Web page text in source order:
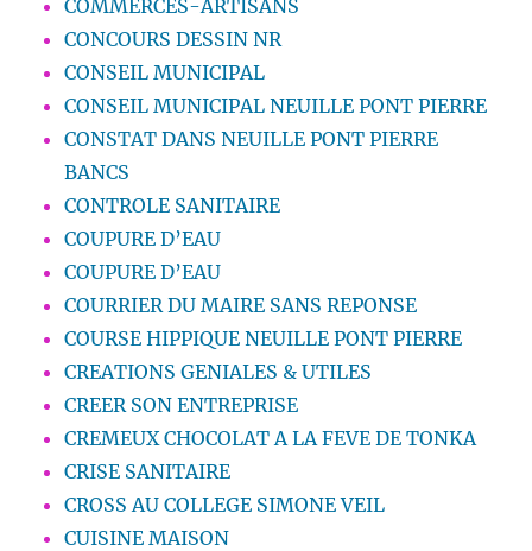
COMMERCES-ARTISANS
CONCOURS DESSIN NR
CONSEIL MUNICIPAL
CONSEIL MUNICIPAL NEUILLE PONT PIERRE
CONSTAT DANS NEUILLE PONT PIERRE
BANCS
CONTROLE SANITAIRE
COUPURE D’EAU
COUPURE D’EAU
COURRIER DU MAIRE SANS REPONSE
COURSE HIPPIQUE NEUILLE PONT PIERRE
CREATIONS GENIALES & UTILES
CREER SON ENTREPRISE
CREMEUX CHOCOLAT A LA FEVE DE TONKA
CRISE SANITAIRE
CROSS AU COLLEGE SIMONE VEIL
CUISINE MAISON